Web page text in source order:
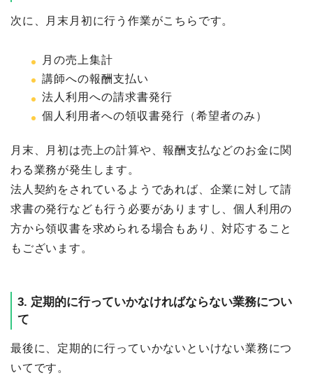
次に、月末月初に行う作業がこちらです。
月の売上集計
講師への報酬支払い
法人利用への請求書発行
個人利用者への領収書発行（希望者のみ）
月末、月初は売上の計算や、報酬支払などのお金に関
わる業務が発生します。
法人契約をされているようであれば、企業に対して請
求書の発行なども行う必要がありますし、個人利用の
方から領収書を求められる場合もあり、対応すること
もございます。
3. 定期的に行っていかなければならない業務につい
て
最後に、定期的に行っていかないといけない業務につ
いてです。